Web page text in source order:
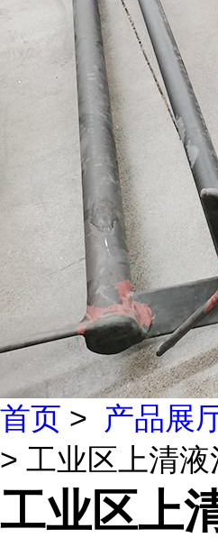
首页 > 产品展
> 工业区上清
工业区上